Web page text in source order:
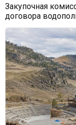
Закупочная
договора